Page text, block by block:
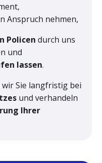
Anspruch nehmen,
Policen durch uns
und
lassen.
Sie langfristig bei
und verhandeln
Ihrer